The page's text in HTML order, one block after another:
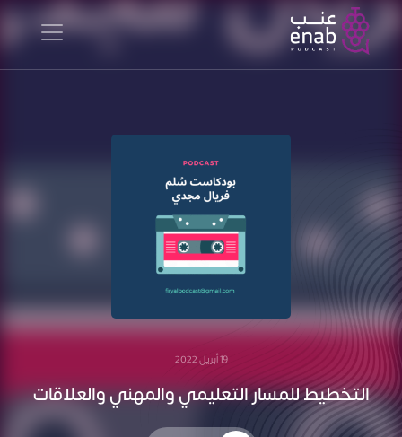
19 أبريل 2022
التخطيط للمسار التعليمي والمهني والعلاقات